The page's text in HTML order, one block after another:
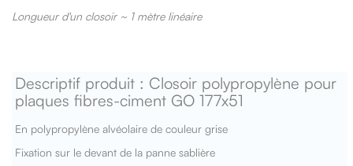
Longueur d'un closoir ~ 1 mètre linéaire
Descriptif produit : Closoir polypropylène pour
plaques fibres-ciment GO 177x51
En polypropylène alvéolaire de couleur grise
Fixation sur le devant de la panne sablière